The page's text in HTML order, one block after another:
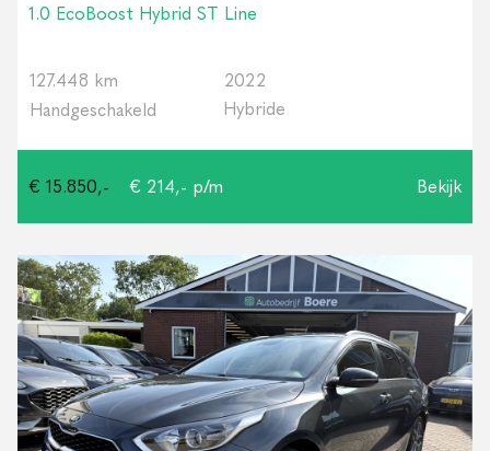
1.0 EcoBoost Hybrid ST Line
127.448 km
2022
Handgeschakeld
Hybride
€ 15.850,- € 214,- p/m Bekijk